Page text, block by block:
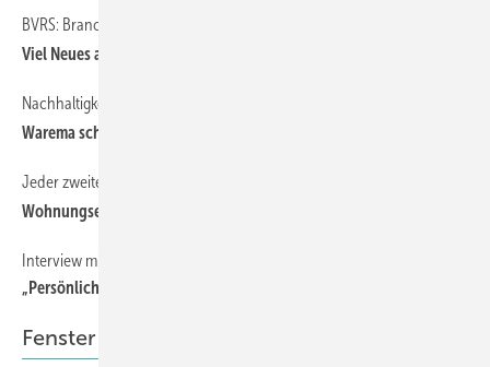
BVRS: Branche zwischen Konjunkturdämpfer und Klimavorsorge
Viel Neues aus Bonn?
Nachhaltigkeit weiterhin wichtiger Fokus
Warema schließt Geschäftsjahr 2025 stabil ab
Jeder zweite Versuch scheitert an Sicherheitstechnik
Wohnungseinbrüche nehmen 2025 weiter zu
Interview mit Daniel Feische
„Persönliche Begegnungen bleiben unersetzlich“
Fenster